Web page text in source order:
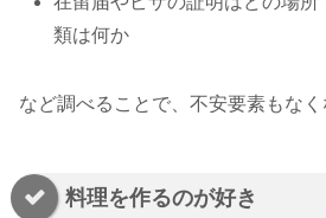
類は何か
など調べることで、不安要素もなく
料理を作るのが好き